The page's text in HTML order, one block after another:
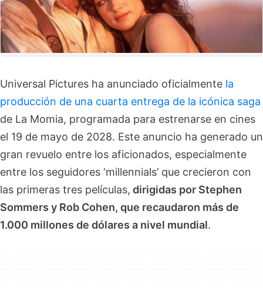
Universal Pictures ha anunciado oficialmente la
producción de una cuarta entrega de la icónica saga
de La Momia, programada para estrenarse en cines
el 19 de mayo de 2028. Este anuncio ha generado un
gran revuelo entre los aficionados, especialmente
entre los seguidores ‘millennials’ que crecieron con
las primeras tres películas, dirigidas por Stephen
Sommers y Rob Cohen, que recaudaron más de
1.000 millones de dólares a nivel mundial.